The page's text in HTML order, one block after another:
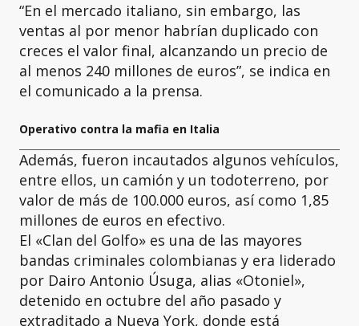
“En el mercado italiano, sin embargo, las
ventas al por menor habrían duplicado con
creces el valor final, alcanzando un precio de
al menos 240 millones de euros”, se indica en
el comunicado a la prensa.
Operativo contra la mafia en Italia
Además, fueron incautados algunos vehículos,
entre ellos, un camión y un todoterreno, por
valor de más de 100.000 euros, así como 1,85
millones de euros en efectivo.
El «Clan del Golfo» es una de las mayores
bandas criminales colombianas y era liderado
por Dairo Antonio Úsuga, alias «Otoniel»,
detenido en octubre del año pasado y
extraditado a Nueva York, donde está